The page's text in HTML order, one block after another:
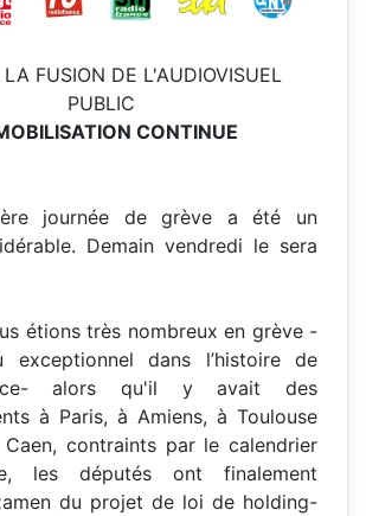
LA FUSION DE L'AUDIOVISUEL
PUBLIC
CONTINUE
journée de grève a été un
Demain vendredi le sera
étions très nombreux en grève -
exceptionnel dans l’histoire de
alors qu'il y avait des
à Paris, à Amiens, à Toulouse
contraints par le calendrier
les députés ont finalement
du projet de loi de holding-